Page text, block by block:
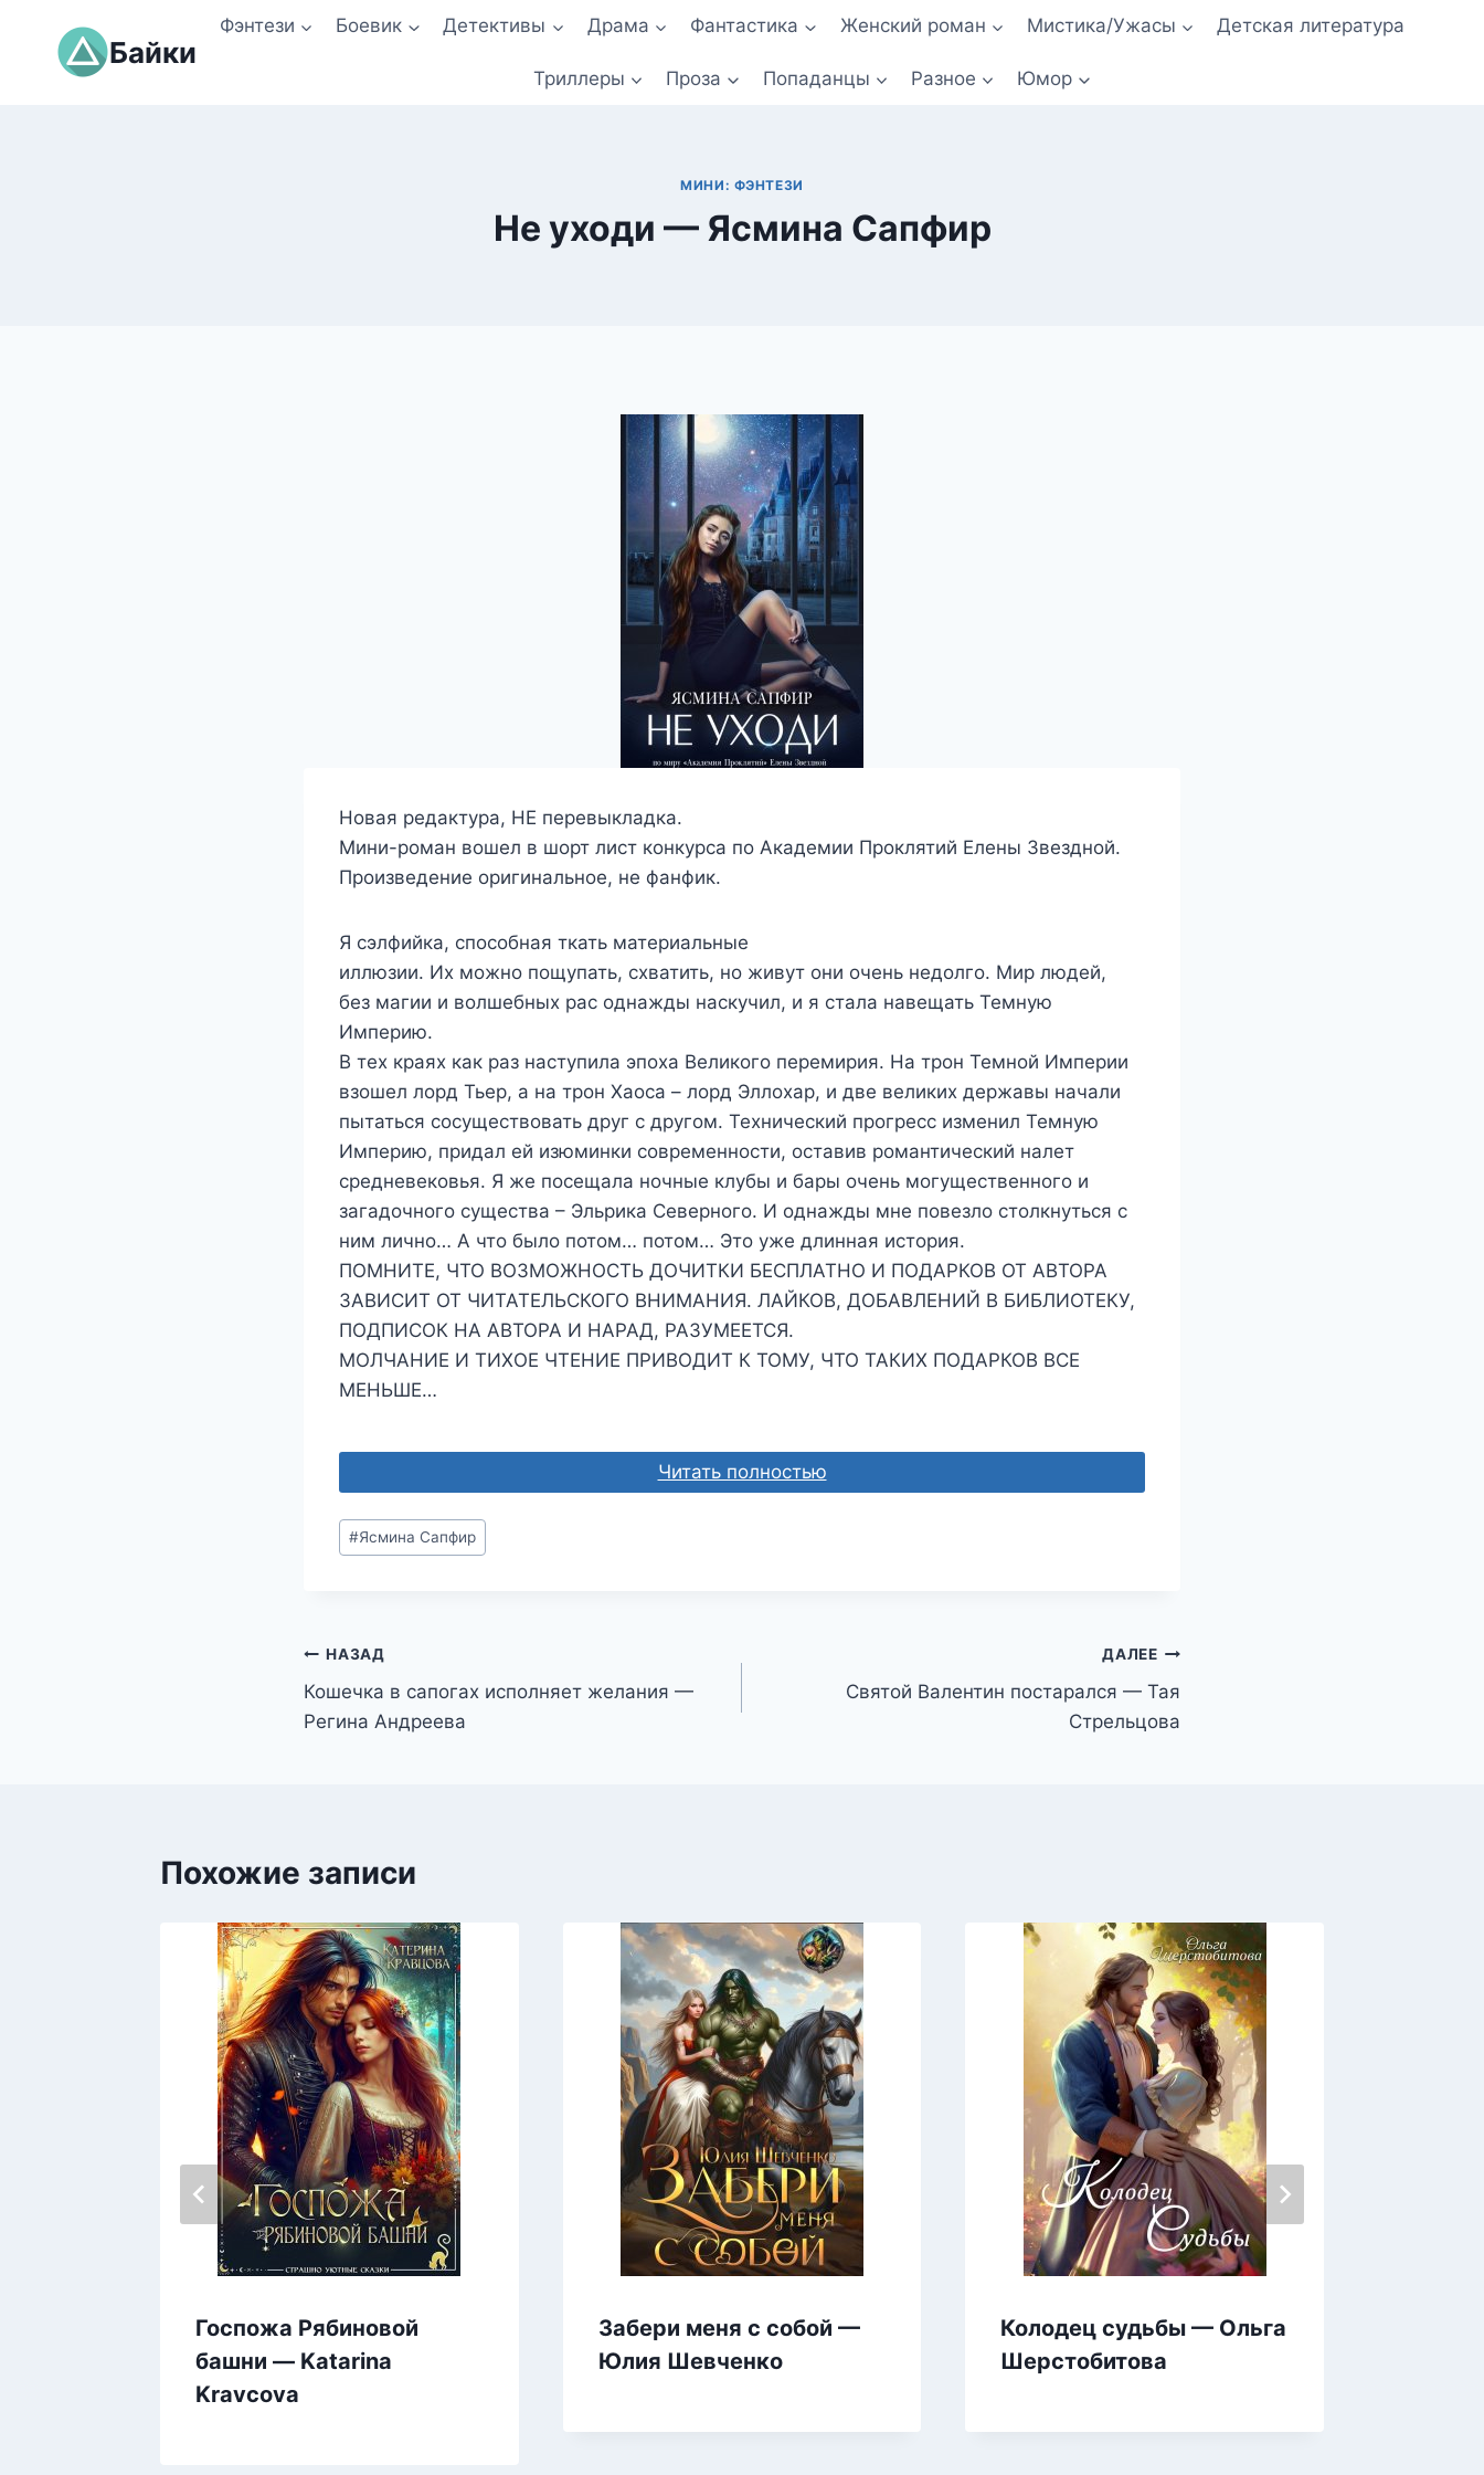
содержимому
Байки
Фэнтези Боевик Детективы Драма Фантастика Женский роман Мистика/Ужасы Детская литература
Триллеры Проза Попаданцы Разное Юмор
МИНИ: ФЭНТЕЗИ
Не уходи — Ясмина Сапфир
Новая редактура, НЕ перевыкладка.
Мини-роман вошел в шорт лист конкурса по Академии Проклятий Елены Звездной.
Произведение оригинальное, не фанфик.
Я сэлфийка, способная ткать материальные
иллюзии. Их можно пощупать, схватить, но живут они очень недолго. Мир людей,
без магии и волшебных рас однажды наскучил, и я стала навещать Темную
Империю.
В тех краях как раз наступила эпоха Великого перемирия. На трон Темной Империи
взошел лорд Тьер, а на трон Хаоса – лорд Эллохар, и две великих державы начали
пытаться сосуществовать друг с другом. Технический прогресс изменил Темную
Империю, придал ей изюминки современности, оставив романтический налет
средневековья. Я же посещала ночные клубы и бары очень могущественного и
загадочного существа – Эльрика Северного. И однажды мне повезло столкнуться с
ним лично… А что было потом… потом… Это уже длинная история.
ПОМНИТЕ, ЧТО ВОЗМОЖНОСТЬ ДОЧИТКИ БЕСПЛАТНО И ПОДАРКОВ ОТ АВТОРА
ЗАВИСИТ ОТ ЧИТАТЕЛЬСКОГО ВНИМАНИЯ. ЛАЙКОВ, ДОБАВЛЕНИЙ В БИБЛИОТЕКУ,
ПОДПИСОК НА АВТОРА И НАРАД, РАЗУМЕЕТСЯ.
МОЛЧАНИЕ И ТИХОЕ ЧТЕНИЕ ПРИВОДИТ К ТОМУ, ЧТО ТАКИХ ПОДАРКОВ ВСЕ
МЕНЬШЕ…
Читать полностью
Метки
записи:
#Ясмина Сапфир
Навигация
по
НАЗАД
Кошечка в сапогах исполняет желания —
Регина Андреева
ДАЛЕЕ
Святой Валентин постарался — Тая
Стрельцова
Похожие записи
Госпожа Рябиновой
башни — Katarina
Kravcova
Забери меня с собой —
Юлия Шевченко
Колодец судьбы — Ольга
Шерстобитова